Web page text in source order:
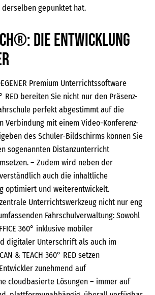
derselben gepunktet hat.
Die Entwicklung
Premium Unterrichtssoftware
RED bereiten Sie nicht nur den Präsenz-
perfekt abgestimmt auf die
Verbindung mit einem Video-Konferenz-
des Schüler-Bildschirms können Sie
sogenannten Distanzunterricht
– Zudem wird neben der
auch die inhaltliche
optimiert und weiterentwickelt.
Unterrichtswerkzeug nicht nur eng
Fahrschulverwaltung: Sowohl
360° inklusive mobiler
digitaler Unterschrift als auch im
& TEACH 360° RED setzen
zunehmend auf
cloudbasierte Lösungen – immer auf